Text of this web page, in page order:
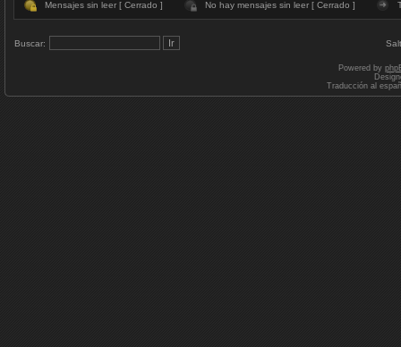
Mensajes sin leer [ Cerrado ] No hay mensajes sin leer [ Cerrado ]
Buscar:
Powered by
Traducción al